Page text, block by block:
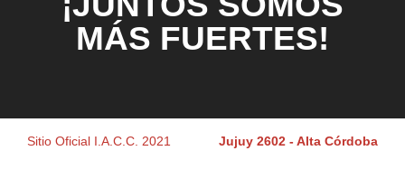
MÁS FUERTES!
Sitio Oficial I.A.C.C. 2021 Jujuy 2602 - Alta Córdoba